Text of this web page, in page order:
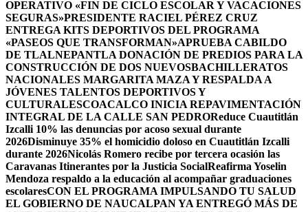
OPERATIVO «FIN DE CICLO ESCOLAR Y VACACIONES
SEGURAS»PRESIDENTE RACIEL PÉREZ CRUZ
ENTREGA KITS DEPORTIVOS DEL PROGRAMA
«PASEOS QUE TRANSFORMAN»APRUEBA CABILDO
DE TLALNEPANTLA DONACIÓN DE PREDIOS PARA LA
CONSTRUCCIÓN DE DOS NUEVOSBACHILLERATOS
NACIONALES MARGARITA MAZA Y RESPALDA A
JÓVENES TALENTOS DEPORTIVOS Y
CULTURALESCOACALCO INICIA REPAVIMENTACIÓN
INTEGRAL DE LA CALLE SAN PEDROReduce Cuautitlán
Izcalli 10% las denuncias por acoso sexual durante
2026Disminuye 35% el homicidio doloso en Cuautitlán Izcalli
durante 2026Nicolás Romero recibe por tercera ocasión las
Caravanas Itinerantes por la Justicia SocialReafirma Yoselin
Mendoza respaldo a la educación al acompañar graduaciones
escolaresCON EL PROGRAMA IMPULSANDO TU SALUD
EL GOBIERNO DE NAUCALPAN YA ENTREGÓ MÁS DE